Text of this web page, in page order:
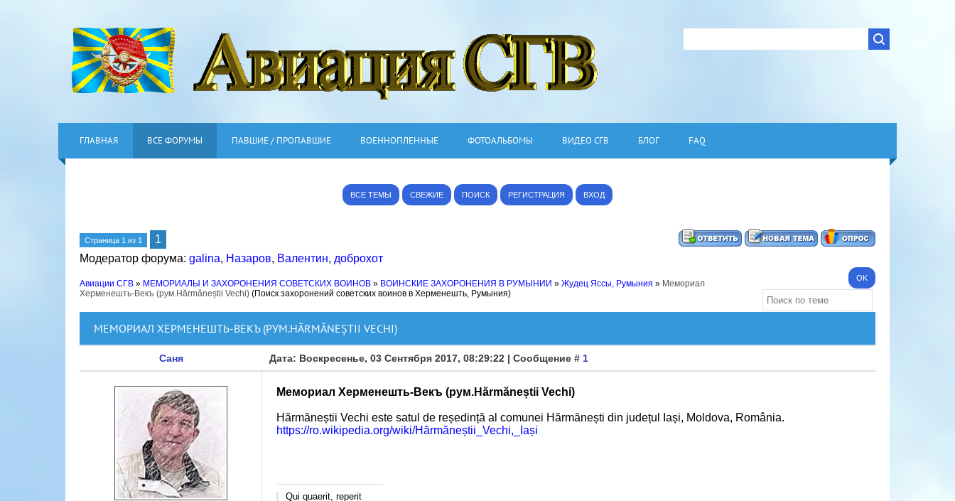
ГЛАВНАЯ ВСЕ ФОРУМЫ ПАВШИЕ / ПРОПАВШИЕ ВОЕННОПЛЕННЫЕ ФОТОАЛЬБОМЫ ВИДЕО СГВ БЛОГ FAQ
ВСЕ ТЕМЫ СВЕЖИЕ ПОИСК РЕГИСТРАЦИЯ ВХОД
Страница 1 из 1
1
Модератор форума: galina, Назаров, Валентин, доброхот
Авиации СГВ » МЕМОРИАЛЫ И ЗАХОРОНЕНИЯ СОВЕТСКИХ ВОИНОВ » ВОИНСКИЕ ЗАХОРОНЕНИЯ В РУМЫНИИ » Жудец Яссы, Румыния » Мемориал
Херменешть-Векъ (рум.Hărmăneștii Vechi) (Поиск захоронений советских воинов в Херменешть, Румыния)
МЕМОРИАЛ ХЕРМЕНЕШТЬ-ВЕКЪ (РУМ.HĂRMĂNEȘTII VECHI)
Саня Дата: Воскресенье, 03 Сентября 2017, 08:29:22 | Сообщение # 1
Мемориал Херменешть-Векъ (рум.Hărmăneștii Vechi)
Hărmăneștii Vechi este satul de reședință al comunei Hărmănești din județul Iași, Moldova, România.
https://ro.wikipedia.org/wiki/Hărmăneștii_Vechi,_Iași
Qui quaerit, reperit